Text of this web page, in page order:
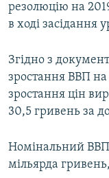
Усі сайти RFE/RL
резолюцію на
в ході засідання
Згідно з
зростання ВВП на
зростання цін
30,5 гривень за
Номінальний ВВП
мільярда